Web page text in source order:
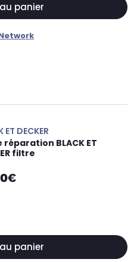
panier
ET DECKER
réparation BLACK ET
filtre
panier